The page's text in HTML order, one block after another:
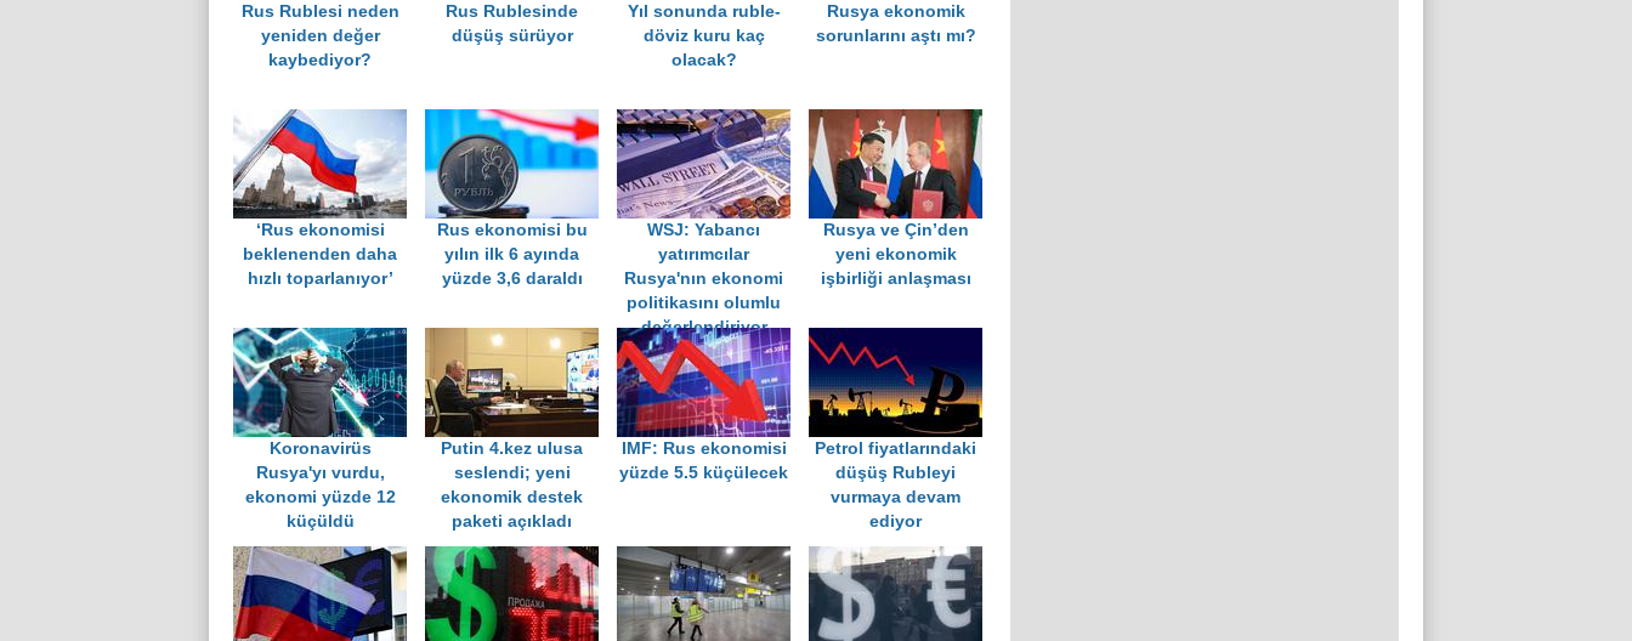
Rus Rublesi neden
yeniden değer
kaybediyor?
Rus Rublesinde
düşüş sürüyor
Yıl sonunda ruble-
döviz kuru kaç
olacak?
Rusya ekonomik
sorunlarını aştı mı?
‘Rus ekonomisi
beklenenden daha
hızlı toparlanıyor’
Rus ekonomisi bu
yılın ilk 6 ayında
yüzde 3,6 daraldı
WSJ: Yabancı
yatırımcılar
Rusya'nın ekonomi
politikasını olumlu
değerlendiriyor
Rusya ve Çin’den
yeni ekonomik
işbirliği anlaşması
Koronavirüs
Rusya'yı vurdu,
ekonomi yüzde 12
küçüldü
Putin 4.kez ulusa
seslendi; yeni
ekonomik destek
paketi açıkladı
IMF: Rus ekonomisi
yüzde 5.5 küçülecek
Petrol fiyatlarındaki
düşüş Rubleyi
vurmaya devam
ediyor